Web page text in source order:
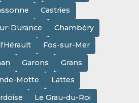
Castries
Durance
Chambéry
Fos-sur-Mer
Garons
Grans
Motte
Lattes
Le Grau-du-Roi